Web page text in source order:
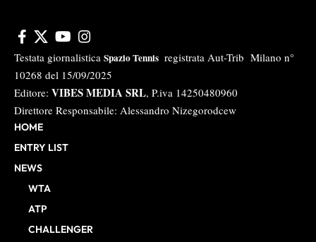
Testata giornalistica Spazio Tennis registrata Aut-Trib Milano n°
10268 del 15/09/2025
Editore: VIBES MEDIA SRL, P.iva 14250480960
Direttore Responsabile: Alessandro Nizegorodcew
HOME
ENTRY LIST
NEWS
WTA
ATP
CHALLENGER